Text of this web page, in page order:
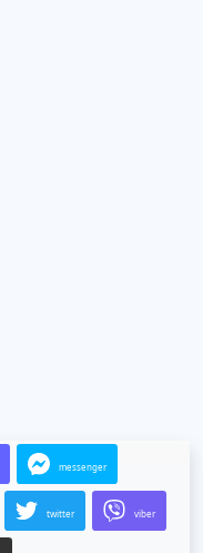
messenger
twitter viber